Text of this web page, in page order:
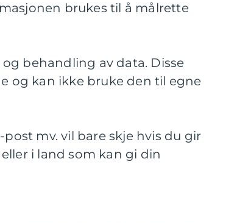
brukes til å målrette
behandling av data. Disse
og kan ikke bruke den til egne
mv. vil bare skje hvis du gir
i land som kan gi din